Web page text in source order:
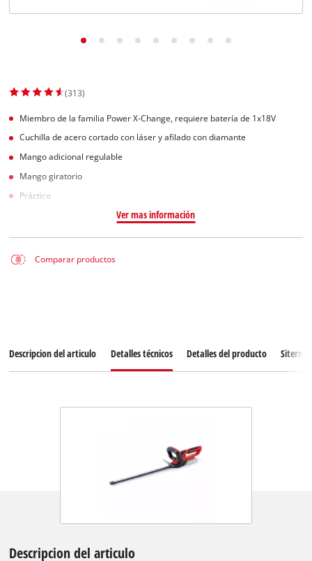
(313)
Miembro de la familia Power X-Change, requiere batería de 1x18V
Cuchilla de acero cortado con láser y afilado con diamante
Mango adicional regulable
Mango giratorio
Práctico
Ver mas información
Comparar productos
Descripcion del articulo Detalles técnicos Detalles del producto
Descripcion del articulo